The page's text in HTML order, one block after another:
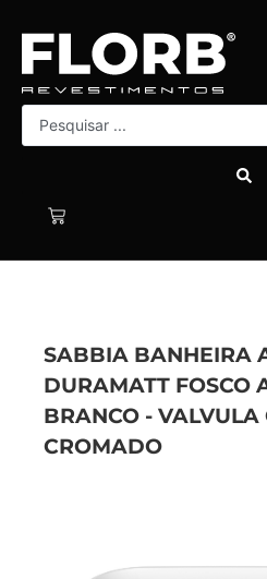
SABBIA BANHEIRA
DURAMATT FOSCO
BRANCO - VALVULA
CROMADO